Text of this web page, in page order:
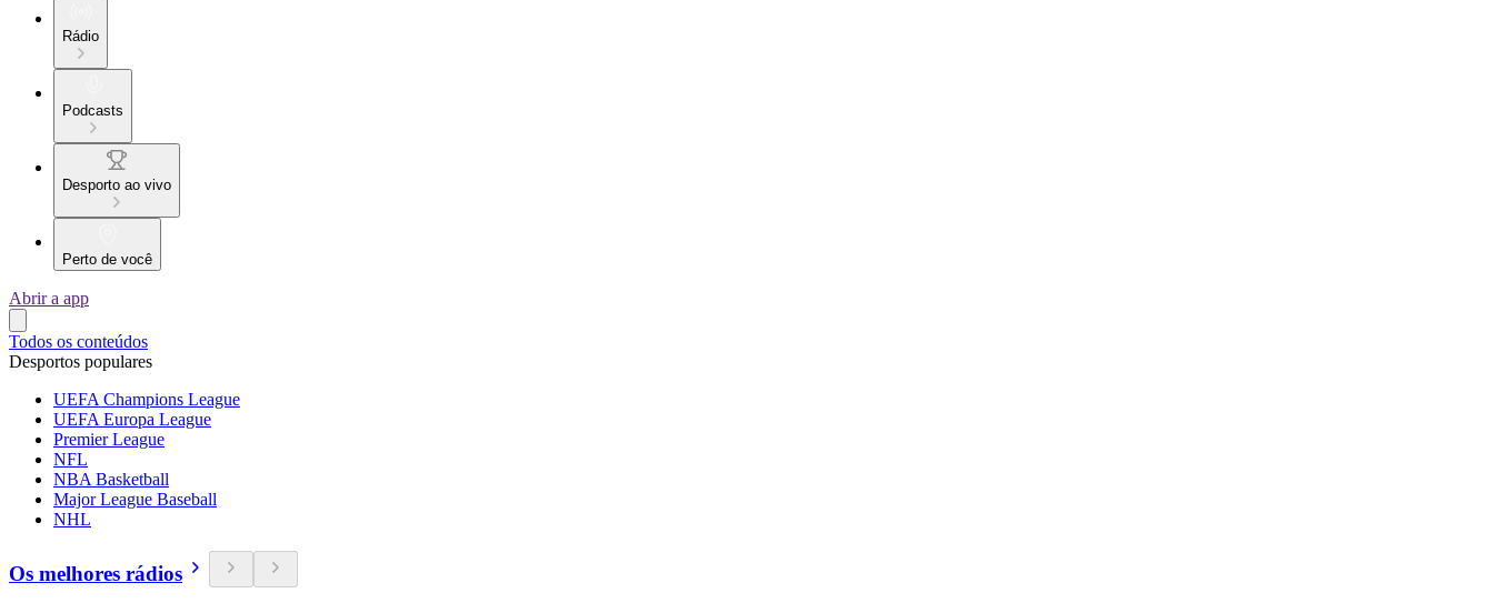
Rádio
Podcasts
Desporto ao vivo
Perto de você
Abrir a app
Todos os conteúdos
Desportos populares
UEFA Champions League
UEFA Europa League
Premier League
NFL
NBA Basketball
Major League Baseball
NHL
Os melhores rádios